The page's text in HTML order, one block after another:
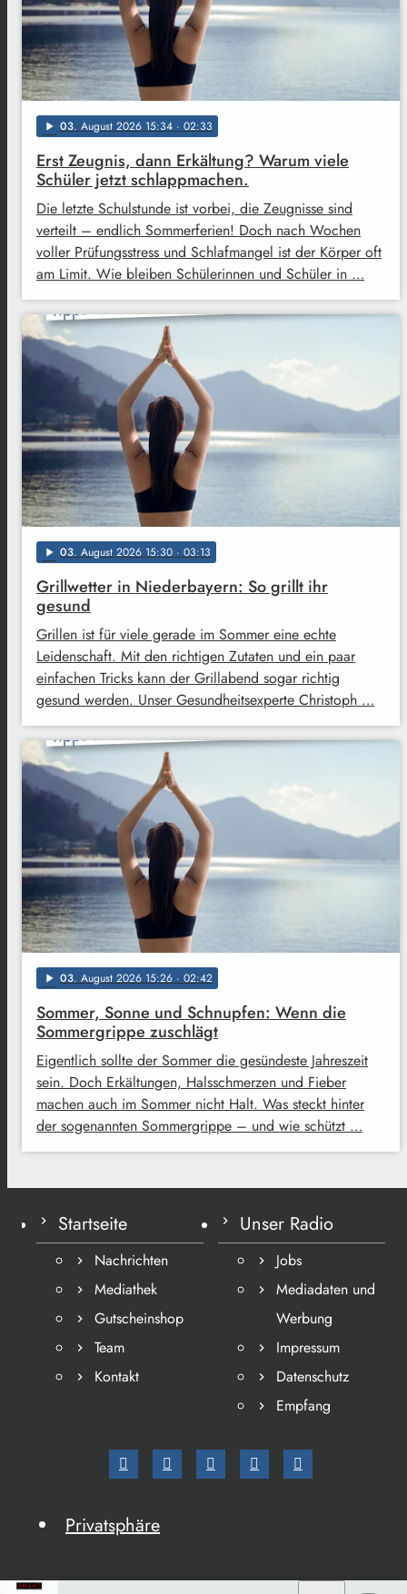
play_arrow 03. August 2026 15:34 · 02:33
Erst Zeugnis, dann Erkältung? Warum viele
Schüler jetzt schlappmachen.
Die letzte Schulstunde ist vorbei, die Zeugnisse sind
verteilt – endlich Sommerferien! Doch nach Wochen
voller Prüfungsstress und Schlafmangel ist der Körper oft
am Limit. Wie bleiben Schülerinnen und Schüler in …
play_arrow 03. August 2026 15:30 · 03:13
Grillwetter in Niederbayern: So grillt ihr
gesund
Grillen ist für viele gerade im Sommer eine echte
Leidenschaft. Mit den richtigen Zutaten und ein paar
einfachen Tricks kann der Grillabend sogar richtig
gesund werden. Unser Gesundheitsexperte Christoph …
play_arrow 03. August 2026 15:26 · 02:42
Sommer, Sonne und Schnupfen: Wenn die
Sommergrippe zuschlägt
Eigentlich sollte der Sommer die gesündeste Jahreszeit
sein. Doch Erkältungen, Halsschmerzen und Fieber
machen auch im Sommer nicht Halt. Was steckt hinter
der sogenannten Sommergrippe – und wie schützt …
Startseite
Nachrichten
Mediathek
Gutscheinshop
Team
Kontakt
Unser Radio
Jobs
Mediadaten und
Werbung
Impressum
Datenschutz
Empfang
Privatsphäre